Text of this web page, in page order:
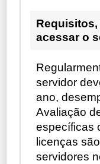
acessar o
servidor
ano,
Avaliação
específicas
licenças
servidores